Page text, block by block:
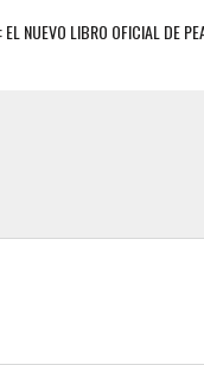
NUEVO LIBRO OFICIAL DE